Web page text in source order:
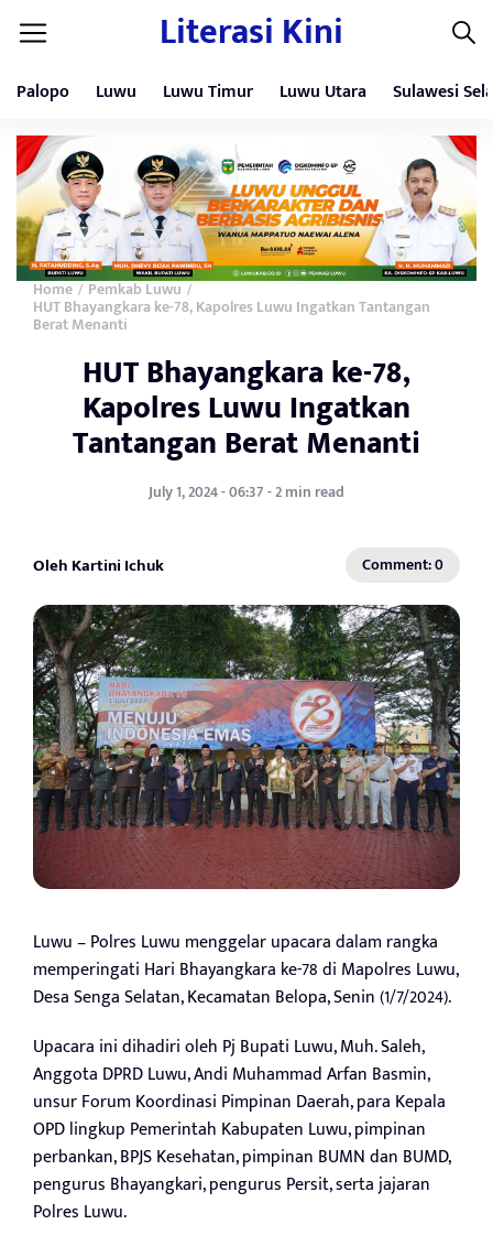
Literasi Kini
Palopo Luwu Luwu Timur Luwu Utara Sulawesi
Home / Pemkab Luwu /
HUT Bhayangkara ke-78, Kapolres Luwu Ingatkan Tantangan
Berat Menanti
HUT Bhayangkara ke-78,
Kapolres Luwu Ingatkan
Tantangan Berat Menanti
July 1, 2024 - 06:37 - 2 min read
Oleh Kartini Ichuk Comment: 0
Luwu – Polres Luwu menggelar upacara dalam rangka
memperingati Hari Bhayangkara ke-78 di Mapolres Luwu,
Desa Senga Selatan, Kecamatan Belopa, Senin (1/7/2024).
Upacara ini dihadiri oleh Pj Bupati Luwu, Muh. Saleh,
Anggota DPRD Luwu, Andi Muhammad Arfan Basmin,
unsur Forum Koordinasi Pimpinan Daerah, para Kepala
OPD lingkup Pemerintah Kabupaten Luwu, pimpinan
perbankan, BPJS Kesehatan, pimpinan BUMN dan BUMD,
pengurus Bhayangkari, pengurus Persit, serta jajaran
Polres Luwu.